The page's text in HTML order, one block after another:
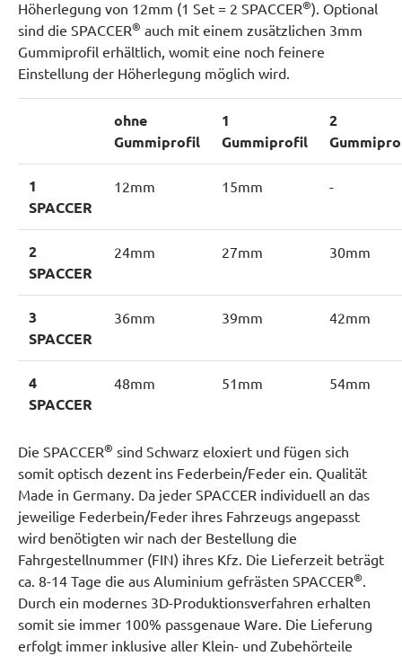
Höherlegung von 12mm (1 Set = 2 SPACCER®). Optional
sind die SPACCER® auch mit einem zusätzlichen 3mm
Gummiprofil erhältlich, womit eine noch feinere
Einstellung der Höherlegung möglich wird.
ohne
Gummiprofil
1
Gummiprofil
2
1
SPACCER
12mm 15mm -
2
SPACCER
24mm 27mm 30mm
3
SPACCER
36mm 39mm 42mm
4
SPACCER
48mm 51mm 54mm
Die SPACCER® sind Schwarz eloxiert und fügen sich
somit optisch dezent ins Federbein/Feder ein. Qualität
Made in Germany. Da jeder SPACCER individuell an das
jeweilige Federbein/Feder ihres Fahrzeugs angepasst
wird benötigten wir nach der Bestellung die
Fahrgestellnummer (FIN) ihres Kfz. Die Lieferzeit beträgt
ca. 8-14 Tage die aus Aluminium gefrästen SPACCER®.
Durch ein modernes 3D-Produktionsverfahren erhalten
somit sie immer 100% passgenaue Ware. Die Lieferung
erfolgt immer inklusive aller Klein- und Zubehörteile